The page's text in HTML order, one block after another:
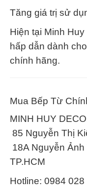
Tăng giá trị sử
Hiện tại Minh
hấp dẫn dành
chính hãng.
Mua Bếp Từ
MINH HUY
85 Nguyễn Thị
18A Nguyễn
TP.HCM
Hotline: 0984 028